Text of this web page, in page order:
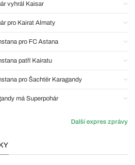
vyhrál Kaisar
pro Kairat Almaty
pro FC Astana
patří Kairatu
pro Šachtër Karagandy
má Superpohár
Další expres zprávy